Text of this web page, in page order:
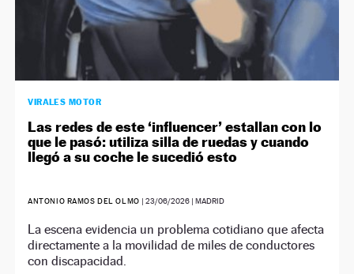
VIRALES MOTOR
Las redes de este ‘influencer’ estallan con lo
que le pasó: utiliza silla de ruedas y cuando
llegó a su coche le sucedió esto
ANTONIO RAMOS DEL OLMO | 23/06/2026| MADRID
La escena evidencia un problema cotidiano que afecta
directamente a la movilidad de miles de conductores
con discapacidad.